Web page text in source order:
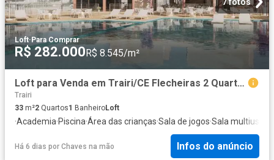
Loft· Para Comprar
R$ 282.000R$ 8.545/m²
Loft para Venda em Trairi/CE Flecheiras 2 Quartos
Trairi
33 m²2 Quartos1 BanheiroLoft
·Academia·Piscina·Área das crianças·Sala de jogos·Sala multiuso
Há 6 dias por Chaves na mão Infos do anúncio